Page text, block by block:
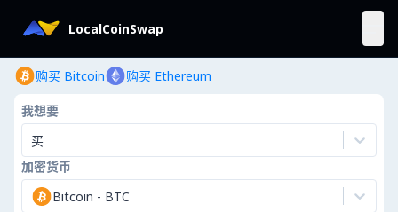
LocalCoinSwap
购买 Bitcoin 购买 Ethereum
我想要
买
加密货币
Bitcoin - BTC